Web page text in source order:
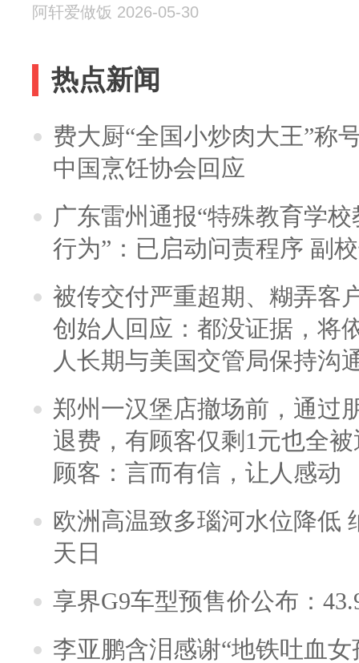
阿轩爱做饭 2026-05-30
热点新闻
费大厨“全国小炒肉大王”称
中国烹饪协会回应
广东雷州通报“特殊教育学
行为”：已启动问责程序 副
被传交付严重超期、糊弄客
创始人回应：都没证据，将
人长期与美国交管局保持沟
郑州一汉堡店撤场前，通过
退费，有顾客仅剩1元也全
顾客：言而有信，让人感动
欧洲高温致多瑙河水位降低
天日
享界G9车型预售价公布：
李亚鹏含泪感谢“地铁吐血